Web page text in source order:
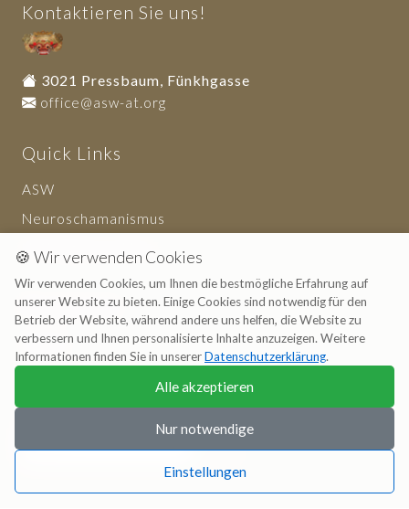
Kontaktieren Sie uns!
3021 Pressbaum, Fünkhgasse
office@asw-at.org
Quick Links
ASW
Neuroschamanismus
Haftungsausschluss
Ressourcen
Artikel
Dienstlesitungen
🍪 Wir verwenden Cookies
Wir verwenden Cookies, um Ihnen die bestmögliche Erfahrung auf
unserer Website zu bieten. Einige Cookies sind notwendig für den
Betrieb der Website, während andere uns helfen, die Website zu
verbessern und Ihnen personalisierte Inhalte anzuzeigen. Weitere
Informationen finden Sie in unsererDatenschutzerklärung.
Alle akzeptieren
Nur notwendige
Einstellungen